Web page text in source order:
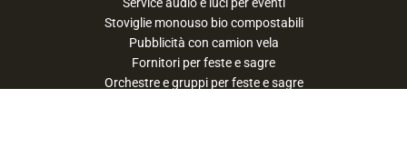
Stoviglie monouso bio compostabili
Pubblicità con camion vela
Fornitori per feste e sagre
Orchestre e gruppi per feste e sagre